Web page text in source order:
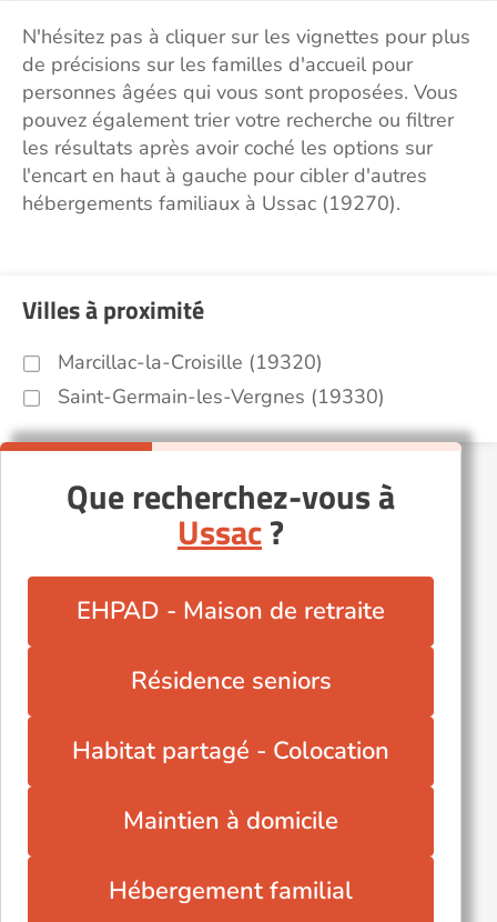
N'hésitez pas à cliquer sur les vignettes pour plus
de précisions sur les familles d'accueil pour
personnes âgées qui vous sont proposées. Vous
pouvez également trier votre recherche ou filtrer
les résultats après avoir coché les options sur
l'encart en haut à gauche pour cibler d'autres
hébergements familiaux à Ussac (19270).
Villes à proximité
Marcillac-la-Croisille (19320)
Saint-Germain-les-Vergnes (19330)
Que recherchez-vous à
Ussac?
EHPAD - Maison de retraite
Résidence seniors
Habitat partagé - Colocation
Maintien à domicile
Hébergement familial